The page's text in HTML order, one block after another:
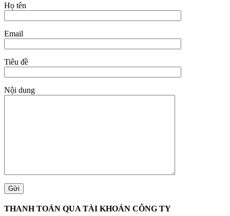
Họ tên
Email
Tiêu đề
Nội dung
THANH TOÁN QUA TÀI KHOẢN CÔNG TY